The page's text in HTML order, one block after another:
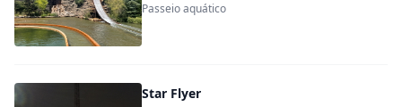
Passeio aquático
Star Flyer